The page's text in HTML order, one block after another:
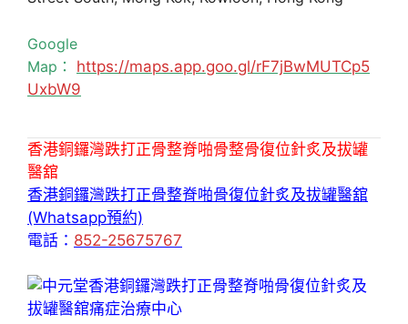
Google
Map： https://maps.app.goo.gl/rF7jBwMUTCp5
UxbW9
香港銅鑼灣跌打正骨整脊啪骨整骨復位針炙及拔罐
醫舘
香港銅鑼灣跌打正骨整脊啪骨復位針炙及拔罐醫舘
(Whatsapp預約)
電話： 852-25675767